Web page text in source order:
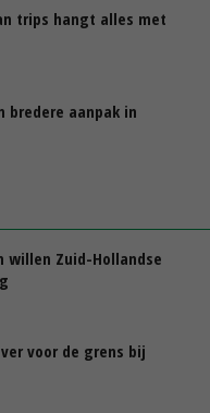
trips hangt alles met
bredere aanpak in
willen Zuid-Hollandse
voor de grens bij